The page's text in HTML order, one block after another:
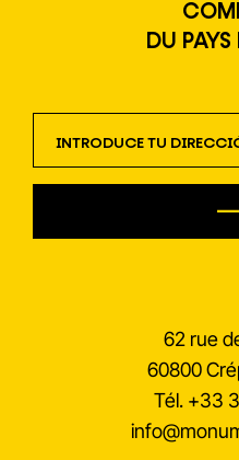
DU
62 rue
60800
Tél. +33 3